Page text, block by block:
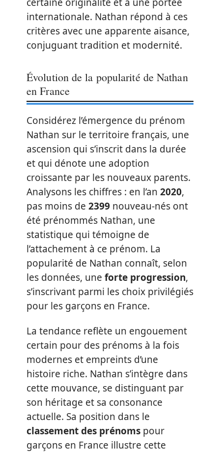
internationale. Nathan répond à ces
critères avec une apparente aisance,
conjuguant tradition et modernité.
Évolution de la popularité de Nathan
en France
Considérez l’émergence du prénom
Nathan sur le territoire français, une
ascension qui s’inscrit dans la durée
et qui dénote une adoption
croissante par les nouveaux parents.
Analysons les chiffres : en l’an 2020,
pas moins de 2399 nouveau-nés ont
été prénommés Nathan, une
statistique qui témoigne de
l’attachement à ce prénom. La
popularité de Nathan connaît, selon
les données, une forte progression,
s’inscrivant parmi les choix privilégiés
pour les garçons en France.
La tendance reflète un engouement
certain pour des prénoms à la fois
modernes et empreints d’une
histoire riche. Nathan s’intègre dans
cette mouvance, se distinguant par
son héritage et sa consonance
actuelle. Sa position dans le
classement des prénoms pour
garçons en France illustre cette